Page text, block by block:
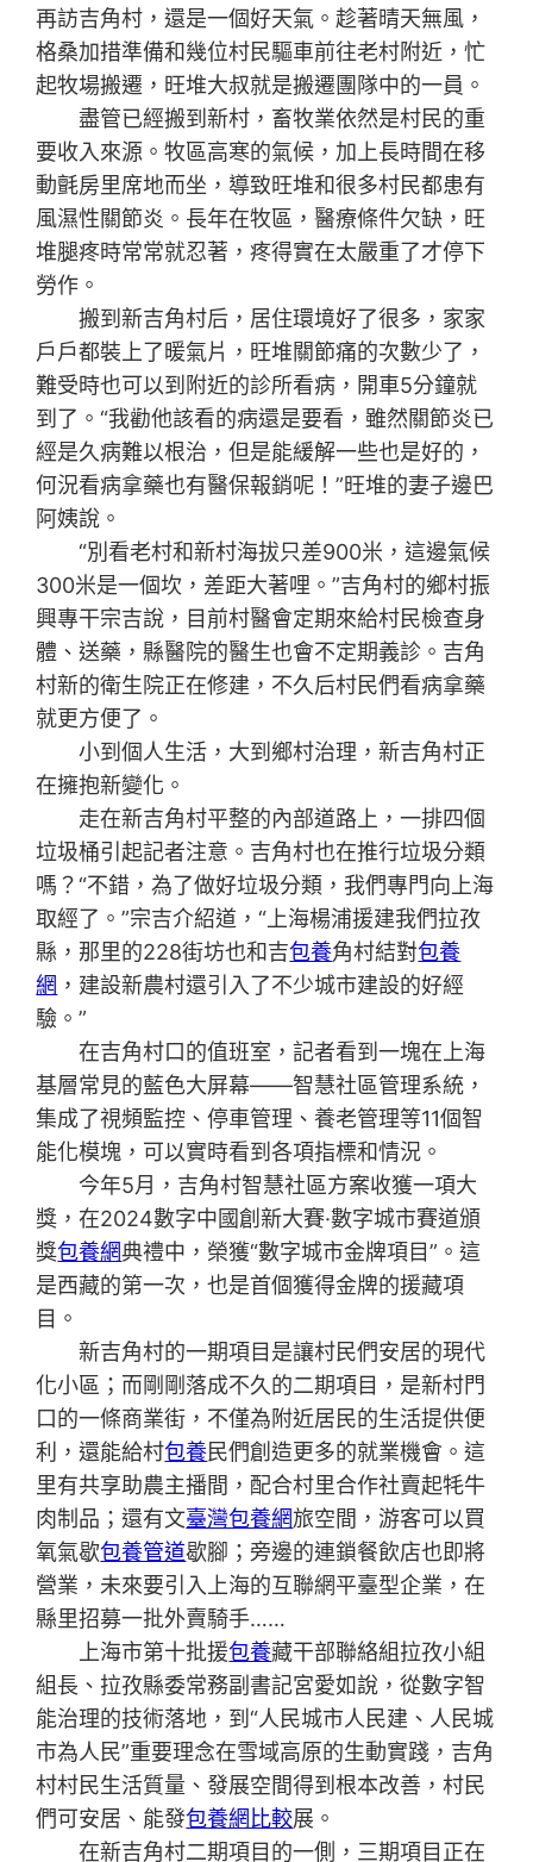
再訪吉角村，還是一個好天氣。趁著晴天無風，
格桑加措準備和幾位村民驅車前往老村附近，忙
起牧場搬遷，旺堆大叔就是搬遷團隊中的一員。
盡管已經搬到新村，畜牧業依然是村民的重
要收入來源。牧區高寒的氣候，加上長時間在移
動氈房里席地而坐，導致旺堆和很多村民都患有
風濕性關節炎。長年在牧區，醫療條件欠缺，旺
堆腿疼時常常就忍著，疼得實在太嚴重了才停下
勞作。
搬到新吉角村后，居住環境好了很多，家家
戶戶都裝上了暖氣片，旺堆關節痛的次數少了，
難受時也可以到附近的診所看病，開車5分鐘就
到了。“我勸他該看的病還是要看，雖然關節炎已
經是久病難以根治，但是能緩解一些也是好的，
何況看病拿藥也有醫保報銷呢！”旺堆的妻子邊巴
阿姨說。
“別看老村和新村海拔只差900米，這邊氣候
300米是一個坎，差距大著哩。”吉角村的鄉村振
興專干宗吉說，目前村醫會定期來給村民檢查身
體、送藥，縣醫院的醫生也會不定期義診。吉角
村新的衛生院正在修建，不久后村民們看病拿藥
就更方便了。
小到個人生活，大到鄉村治理，新吉角村正
在擁抱新變化。
走在新吉角村平整的內部道路上，一排四個
垃圾桶引起記者注意。吉角村也在推行垃圾分類
嗎？“不錯，為了做好垃圾分類，我們專門向上海
取經了。”宗吉介紹道，“上海楊浦援建我們拉孜
縣，那里的228街坊也和吉包養角村結對包養
網 ，建設新農村還引入了不少城市建設的好經
驗。”
在吉角村口的值班室，記者看到一塊在上海
基層常見的藍色大屏幕——智慧社區管理系統，
集成了視頻監控、停車管理、養老管理等11個智
能化模塊，可以實時看到各項指標和情況。
今年5月，吉角村智慧社區方案收獲一項大
獎，在2024數字中國創新大賽·數字城市賽道頒
獎包養網典禮中，榮獲“數字城市金牌項目”。這
是西藏的第一次，也是首個獲得金牌的援藏項
目。
新吉角村的一期項目是讓村民們安居的現代
化小區；而剛剛落成不久的二期項目，是新村門
口的一條商業街，不僅為附近居民的生活提供便
利，還能給村包養民們創造更多的就業機會。這
里有共享助農主播間，配合村里合作社賣起牦牛
肉制品；還有文臺灣包養網旅空間，游客可以買
氧氣歇包養管道歇腳；旁邊的連鎖餐飲店也即將
營業，未來要引入上海的互聯網平臺型企業，在
縣里招募一批外賣騎手……
上海市第十批援包養藏干部聯絡組拉孜小組
組長、拉孜縣委常務副書記宮愛如說，從數字智
能治理的技術落地，到“人民城市人民建、人民城
市為人民”重要理念在雪域高原的生動實踐，吉角
村村民生活質量、發展空間得到根本改善，村民
們可安居、能發包養網比較展。
在新吉角村二期項目的一側，三期項目正在